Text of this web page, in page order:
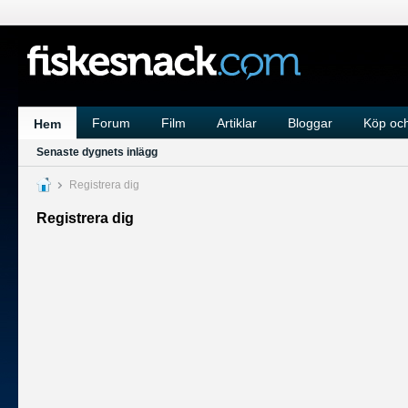
Hem Forum Film Artiklar Bloggar Köp
Senaste dygnets inlägg
Registrera dig
Registrera dig